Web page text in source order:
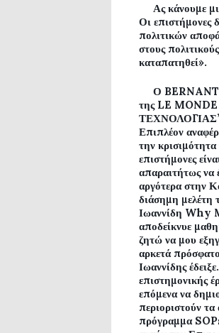
Ας κάνουμε
Οι επιστήμονες
πολιτικών
στους
καταπατηθεί».
Ο
της LE
ΤΕΧΝΟΛΟΓΙΑΣ”,
Επιπλέον
την
επιστήμονες
απαραιτήτως να
αργότερα στην
διάσημη μελέτη
Ιωαννίδη Why
αποδείκνυε
ζητώ να μου
αρκετά
Ιωαννίδης
επιστημονικής
επόμενα να
περιοριστούν
πρόγραμμα